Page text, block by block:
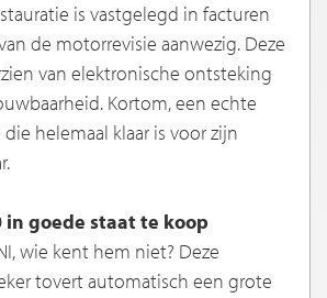
is vastgelegd in facturen
de motorrevisie aanwezig. Deze
van elektronische ontsteking
Kortom, een echte
helemaal klaar is voor zijn
in goede staat te koop
wie kent hem niet? Deze
tovert automatisch een grote